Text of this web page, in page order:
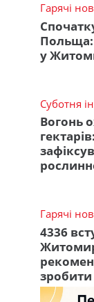
Гарячі
Польща:
у
Суботня
Вогонь
Гарячі
4336
зробити